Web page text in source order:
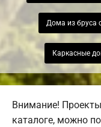
Дома из бруса
Каркасные
Внимание!
каталоге, можно